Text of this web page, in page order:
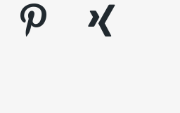
pinterest
xing